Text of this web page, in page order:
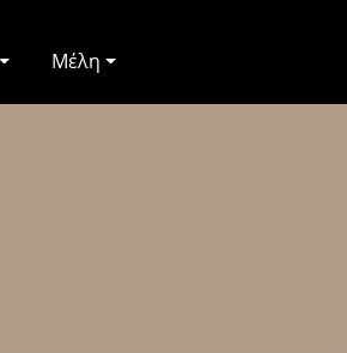
Μέλη